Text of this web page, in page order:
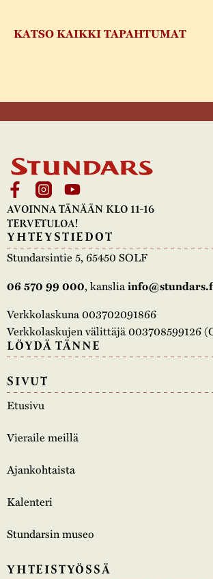
KATSO KAIKKI TAPAHTUMAT
AVOINNA TÄNÄÄN KLO 11-16
TERVETULOA!
YHTEYSTIEDOT
Stundarsintie 5, 65450 SOLF
06 570 99 000, kanslia
Verkkolaskuna 003702091866
Verkkolaskujen välittäjä 003708599126
LÖYDÄ TÄNNE
SIVUT
Etusivu
Vieraile meillä
Ajankohtaista
Kalenteri
Stundarsin museo
YHTEISTYÖSSÄ